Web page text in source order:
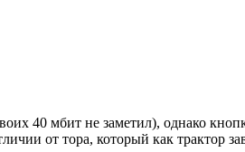
40 мбит не заметил), однако
от тора, который как трактор